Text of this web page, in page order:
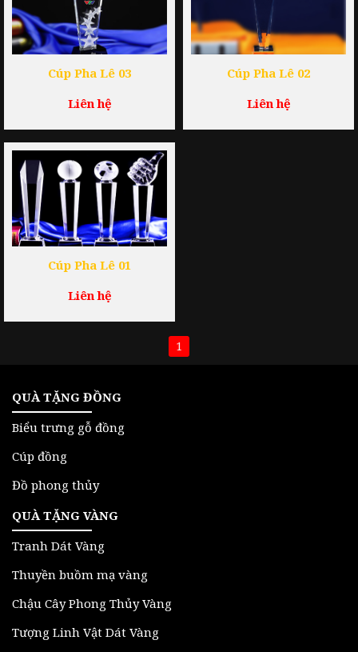
Cúp Pha Lê 03
Liên hệ
Cúp Pha Lê 02
Liên hệ
Cúp Pha Lê 01
Liên hệ
1
QUÀ TẶNG ĐỒNG
Biểu trưng gỗ đồng
Cúp đồng
Đồ phong thủy
QUÀ TẶNG VÀNG
Tranh Dát Vàng
Thuyền buồm mạ vàng
Chậu Cây Phong Thủy Vàng
Tượng Linh Vật Dát Vàng